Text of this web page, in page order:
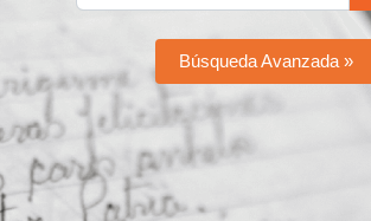
Búsqueda Avanzada »